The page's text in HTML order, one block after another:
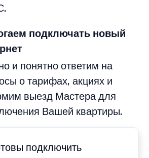
подключать новый
и понятно ответим на
о тарифах, акциях и
выезд Мастера для
Вашей квартиры.
подключить